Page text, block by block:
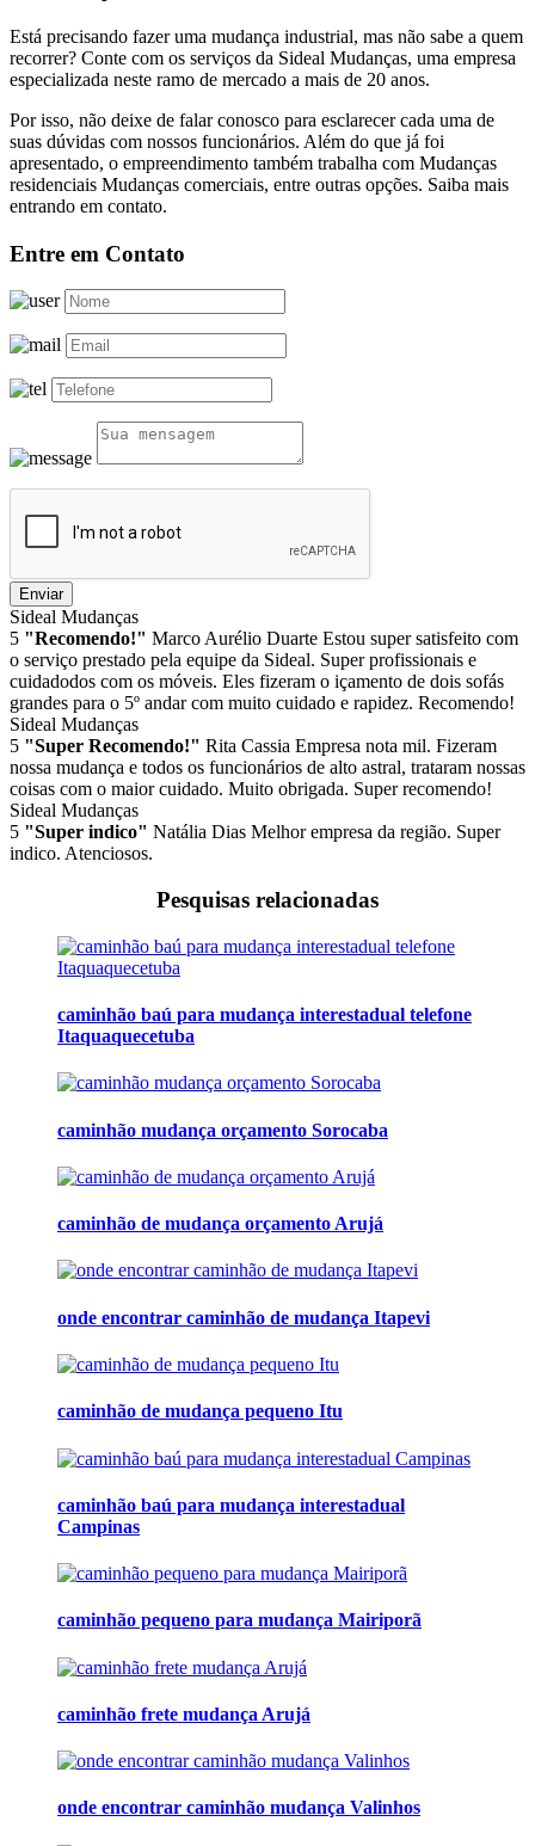
Está precisando fazer uma mudança industrial, mas não sabe a quem
recorrer? Conte com os serviços da Sideal Mudanças, uma empresa
especializada neste ramo de mercado a mais de 20 anos.
Por isso, não deixe de falar conosco para esclarecer cada uma de
suas dúvidas com nossos funcionários. Além do que já foi
apresentado, o empreendimento também trabalha com Mudanças
residenciais Mudanças comerciais, entre outras opções. Saiba mais
entrando em contato.
Entre em Contato
Enviar
Sideal Mudanças
5 "Recomendo!" Marco Aurélio Duarte Estou super satisfeito com
o serviço prestado pela equipe da Sideal. Super profissionais e
cuidadodos com os móveis. Eles fizeram o içamento de dois sofás
grandes para o 5º andar com muito cuidado e rapidez. Recomendo!
Sideal Mudanças
5 "Super Recomendo!" Rita Cassia Empresa nota mil. Fizeram
nossa mudança e todos os funcionários de alto astral, trataram nossas
coisas com o maior cuidado. Muito obrigada. Super recomendo!
Sideal Mudanças
5 "Super indico" Natália Dias Melhor empresa da região. Super
indico. Atenciosos.
Pesquisas relacionadas
caminhão baú para mudança interestadual telefone
Itaquaquecetuba
caminhão mudança orçamento Sorocaba
caminhão de mudança orçamento Arujá
onde encontrar caminhão de mudança Itapevi
caminhão de mudança pequeno Itu
caminhão baú para mudança interestadual
Campinas
caminhão pequeno para mudança Mairiporã
caminhão frete mudança Arujá
onde encontrar caminhão mudança Valinhos